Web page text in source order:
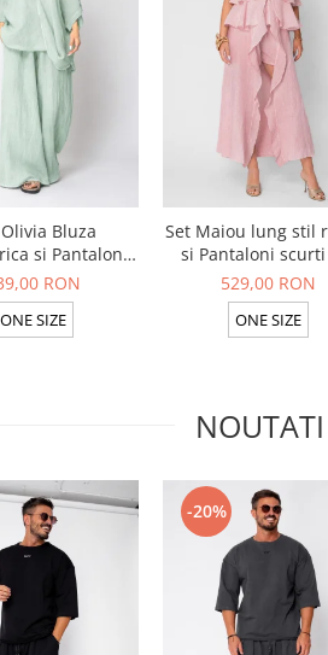
Bluza
si Pantalon
100% in Light
Olive
RON
ONE SIZE
Set Maiou lung stil
si Pantaloni
100% in Rose
529,00 RON
ONE SIZE
-20%